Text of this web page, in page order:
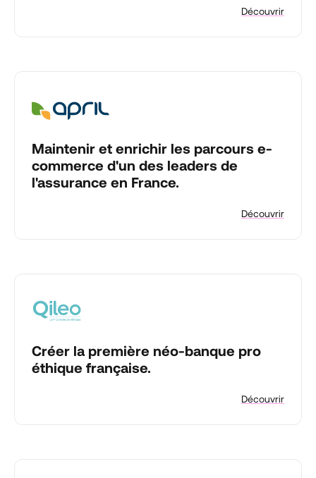
Découvrir
Maintenir et enrichir les parcours e-
commerce d'un des leaders de
l'assurance en France.
Découvrir
Créer la première néo-banque pro
éthique française.
Découvrir